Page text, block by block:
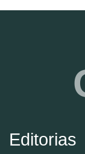
Editorias